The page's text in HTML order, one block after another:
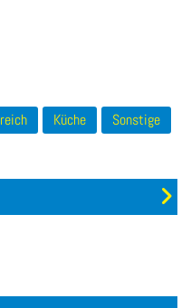
Küche Sonstige